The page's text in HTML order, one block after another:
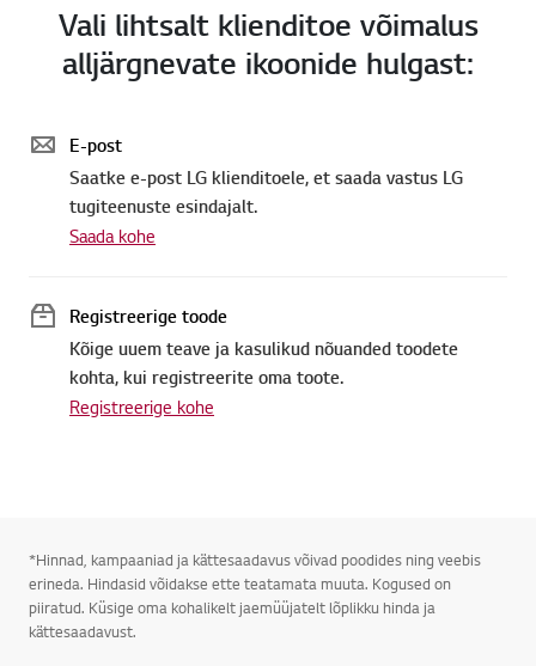
Vali lihtsalt klienditoe võimalus
alljärgnevate ikoonide hulgast:
E-post
Saatke e-post LG klienditoele, et saada vastus LG
tugiteenuste esindajalt.
Saada kohe
Registreerige toode
Kõige uuem teave ja kasulikud nõuanded toodete
kohta, kui registreerite oma toote.
Registreerige kohe
*Hinnad, kampaaniad ja kättesaadavus võivad poodides ning veebis
erineda. Hindasid võidakse ette teatamata muuta. Kogused on
piiratud. Küsige oma kohalikelt jaemüüjatelt lõplikku hinda ja
kättesaadavust.